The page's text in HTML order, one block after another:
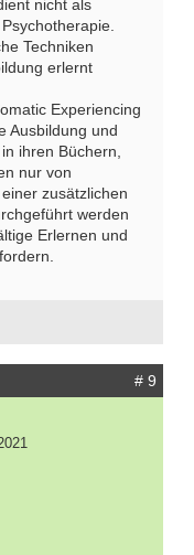
nicht als
Techniken
erlernt
Experiencing
Ausbildung und
ihren Büchern,
nur von
zusätzlichen
werden
Erlernen und
# 9